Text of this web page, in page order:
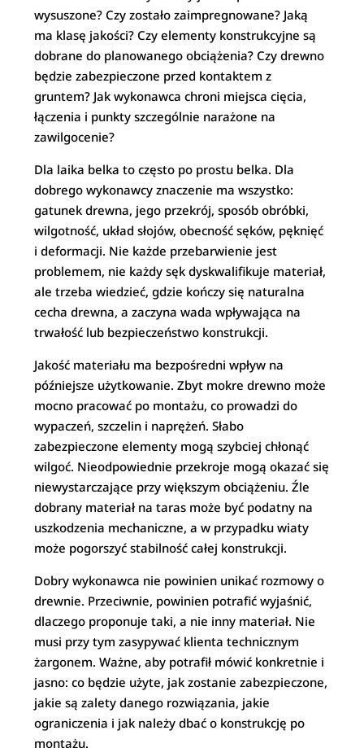
wysuszone? Czy zostało zaimpregnowane? Jaką
ma klasę jakości? Czy elementy konstrukcyjne są
dobrane do planowanego obciążenia? Czy drewno
będzie zabezpieczone przed kontaktem z
gruntem? Jak wykonawca chroni miejsca cięcia,
łączenia i punkty szczególnie narażone na
zawilgocenie?
Dla laika belka to często po prostu belka. Dla
dobrego wykonawcy znaczenie ma wszystko:
gatunek drewna, jego przekrój, sposób obróbki,
wilgotność, układ słojów, obecność sęków, pęknięć
i deformacji. Nie każde przebarwienie jest
problemem, nie każdy sęk dyskwalifikuje materiał,
ale trzeba wiedzieć, gdzie kończy się naturalna
cecha drewna, a zaczyna wada wpływająca na
trwałość lub bezpieczeństwo konstrukcji.
Jakość materiału ma bezpośredni wpływ na
późniejsze użytkowanie. Zbyt mokre drewno może
mocno pracować po montażu, co prowadzi do
wypaczeń, szczelin i naprężeń. Słabo
zabezpieczone elementy mogą szybciej chłonąć
wilgoć. Nieodpowiednie przekroje mogą okazać się
niewystarczające przy większym obciążeniu. Źle
dobrany materiał na taras może być podatny na
uszkodzenia mechaniczne, a w przypadku wiaty
może pogorszyć stabilność całej konstrukcji.
Dobry wykonawca nie powinien unikać rozmowy o
drewnie. Przeciwnie, powinien potrafić wyjaśnić,
dlaczego proponuje taki, a nie inny materiał. Nie
musi przy tym zasypywać klienta technicznym
żargonem. Ważne, aby potrafił mówić konkretnie i
jasno: co będzie użyte, jak zostanie zabezpieczone,
jakie są zalety danego rozwiązania, jakie
ograniczenia i jak należy dbać o konstrukcję po
montażu.